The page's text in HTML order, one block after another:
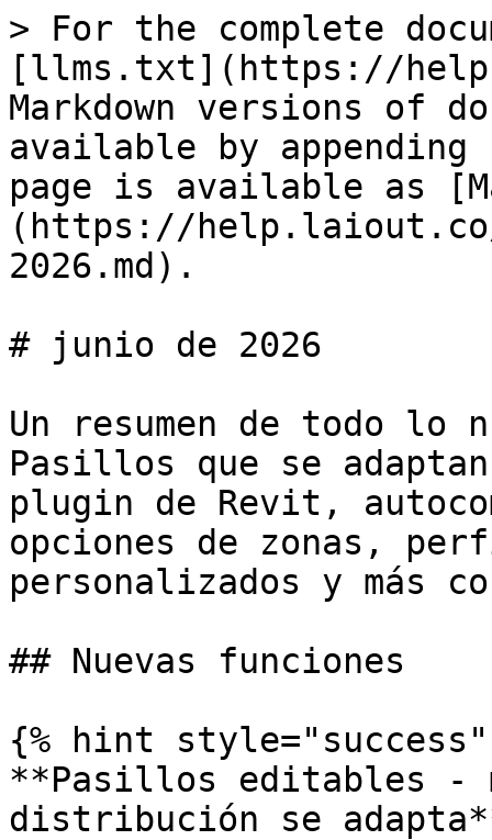
> For the complete
[llms.txt](https://
Markdown versions of
available by
page is available as
(https://help.laiout.co/
2026.md).
# junio de 2026
Un resumen de todo lo
Pasillos que se
plugin de Revit,
opciones de zonas,
personalizados y más
## Nuevas funciones
{% hint style="success"
**Pasillos editables -
distribución se